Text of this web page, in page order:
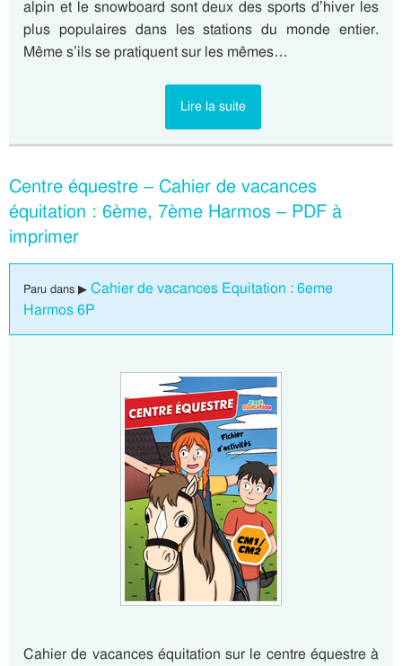
alpin et le snowboard sont deux des sports d’hiver les
plus populaires dans les stations du monde entier.
Même s’ils se pratiquent sur les mêmes…
Lire la suite
Centre équestre – Cahier de vacances
équitation : 6ème, 7ème Harmos – PDF à
imprimer
Paru dans ▶ Cahier de vacances Equitation : 6eme
Harmos 6P
Cahier de vacances équitation sur le centre équestre à